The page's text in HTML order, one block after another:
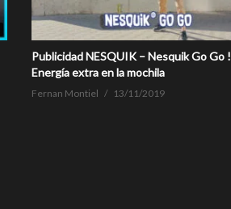
Publicidad NESQUIK – Nesquik Go Go !
Energía extra en la mochila
Fernan Montiel 13/11/2019